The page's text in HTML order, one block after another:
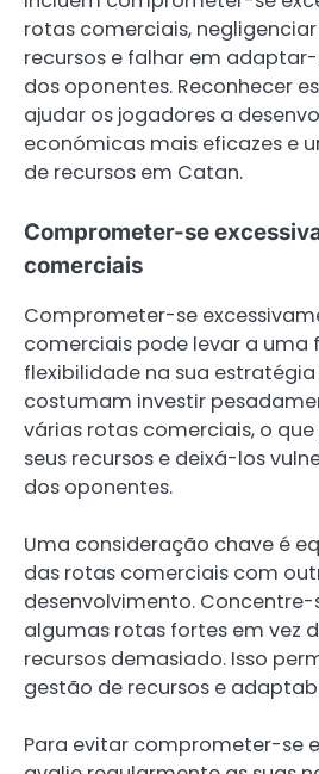
rotas comerciais,
recursos e falhar em
dos oponentes. Reconhecer
ajudar os jogadores a
económicas mais eficazes e
de recursos em Catan.
Comprometer-se
comerciais
Comprometer-se
comerciais pode levar a uma
flexibilidade na sua
costumam investir
várias rotas comerciais, o
seus recursos e deixá-los
dos oponentes.
Uma consideração chave é
das rotas comerciais com
desenvolvimento.
algumas rotas fortes em vez
recursos demasiado. Isso
gestão de recursos e
Para evitar comprometer-se